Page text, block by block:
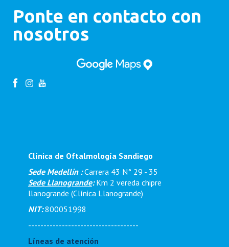
Ponte en contacto con
nosotros
Clínica de Oftalmología Sandiego
Sede Medellín : Carrera 43 N° 29 - 35
Sede Llanogrande:Km 2 vereda chipre
llanogrande (Clínica Llanogrande)
NIT:800051998
------------------------------------
Líneas de atención